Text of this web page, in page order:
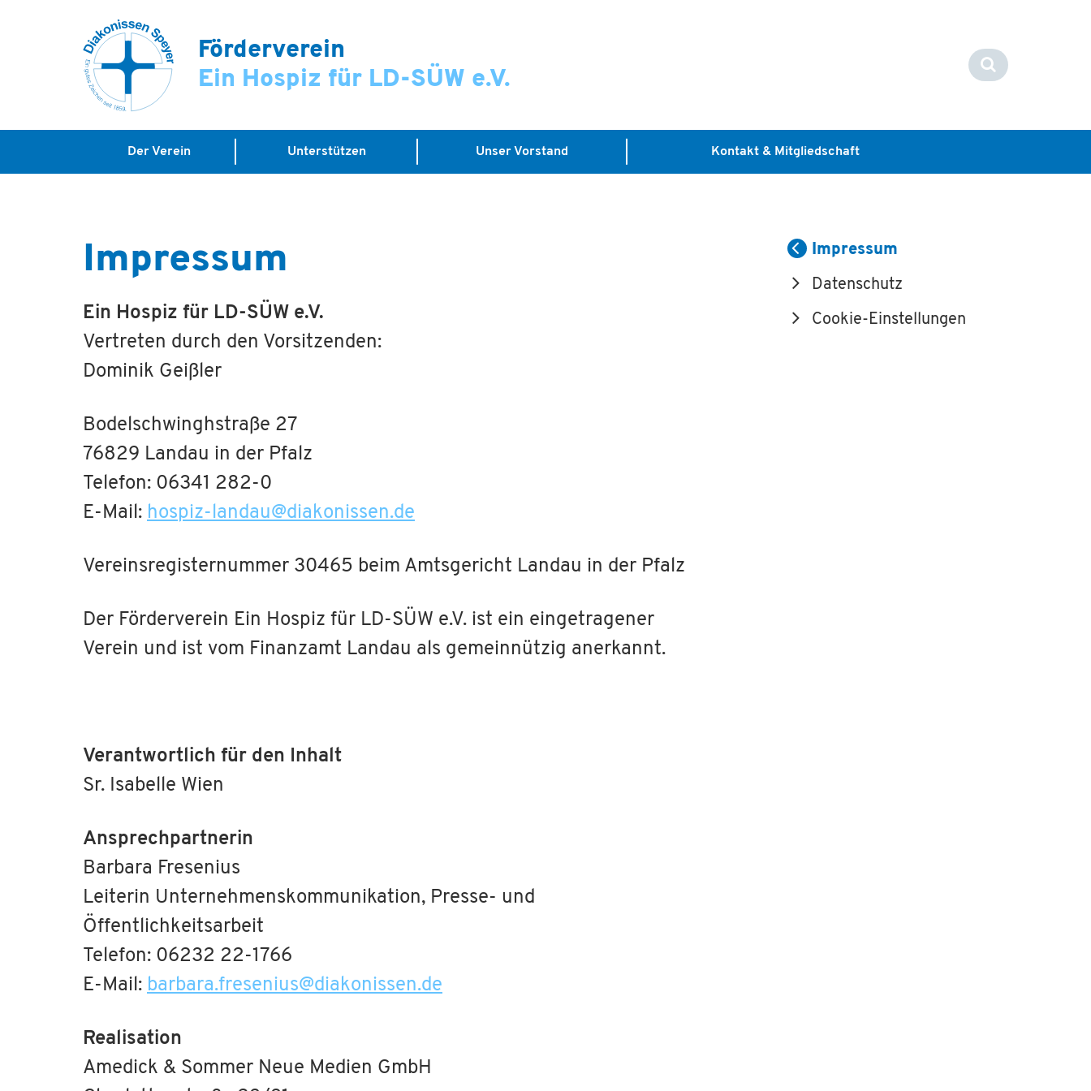
Förderverein
Ein Hospiz für LD-SÜW e.V.
Der Verein Unterstützen Unser Vorstand Kontakt & Mitgliedschaft
Impressum
Ein Hospiz für LD-SÜW e.V.
Vertreten durch den Vorsitzenden:
Dominik Geißler
Bodelschwinghstraße 27
76829 Landau in der Pfalz
Telefon: 06341 282-0
E-Mail: hospiz-landau@diakonissen.de
Vereinsregisternummer 30465 beim Amtsgericht Landau in der Pfalz
Der Förderverein Ein Hospiz für LD-SÜW e.V. ist ein eingetragener
Verein und ist vom Finanzamt Landau als gemeinnützig anerkannt.
Verantwortlich für den Inhalt
Sr. Isabelle Wien
Ansprechpartnerin
Barbara Fresenius
Leiterin Unternehmenskommunikation, Presse- und
Öffentlichkeitsarbeit
Telefon: 06232 22-1766
E-Mail: barbara.fresenius@diakonissen.de
Realisation
Amedick & Sommer Neue Medien GmbH
Impressum
Datenschutz
Cookie-Einstellungen